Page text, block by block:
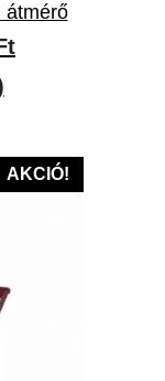
átmérő
Current
35,560Ft.
AKCIÓ!